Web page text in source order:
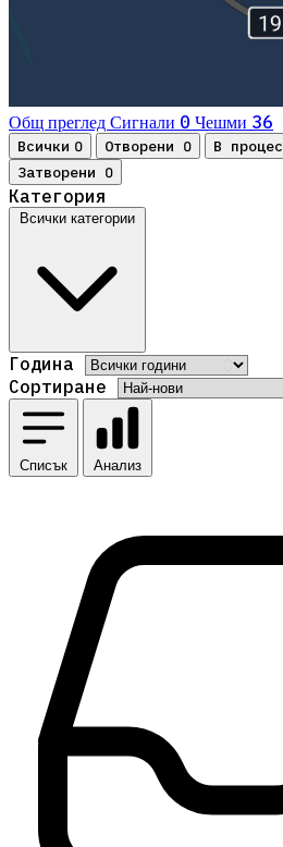
Общ преглед Сигнали 0 Чешми 36
Всички 0 Отворени 0 В процес
Затворени 0
Категория
Всички категории
Година
Сортиране
Списък Анализ